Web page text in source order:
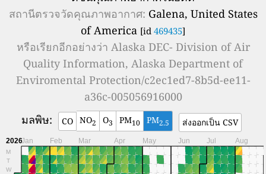
สถานีตรวจวัดคุณภาพอากาศ: Galena, United States
of America [id 469435]
หรือเรียกอีกอย่างว่า Alaska DEC- Division of Air
Quality Information, Alaska Department of
Enviromental Protection/c2ec1ed7-8b5d-ee11-
a36c-005056916000
มลพิษ:
CO NO2 O3 PM10 PM2.5 ส่งออกเป็น CSV
2026
M
T
W
Jan Feb Mar Apr May Jun Jul Aug